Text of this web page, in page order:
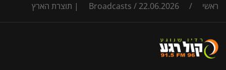
ראשי /
Broadcasts / 22.06.2026 | תוצרת הארץ